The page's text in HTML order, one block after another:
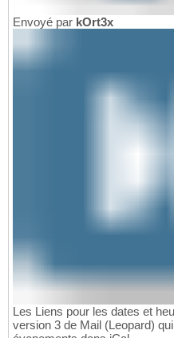
Envoyé par kOrt3x
Les Liens pour les dates et
version 3 de Mail (Leopard)